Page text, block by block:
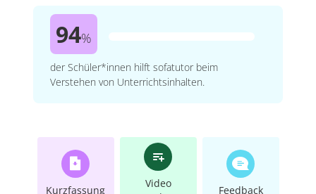
94%
der Schüler*innen hilft sofatutor beim
Verstehen von Unterrichtsinhalten.
Kurzfassung
Video
Feedback